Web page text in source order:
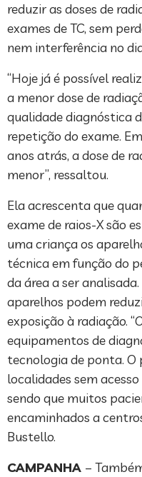
reduzir as doses de
exames de TC, sem
nem interferência no
“Hoje já é possível
a menor dose de
qualidade diagnóstica
repetição do exame.
anos atrás, a dose de
menor”, ressaltou.
Ela acrescenta que
exame de raios-X são
uma criança os
técnica em função do
da área a ser
aparelhos podem
exposição à radiação.
equipamentos de
tecnologia de ponta. O
localidades sem
sendo que muitos
encaminhados a
Bustello.
CAMPANHA –